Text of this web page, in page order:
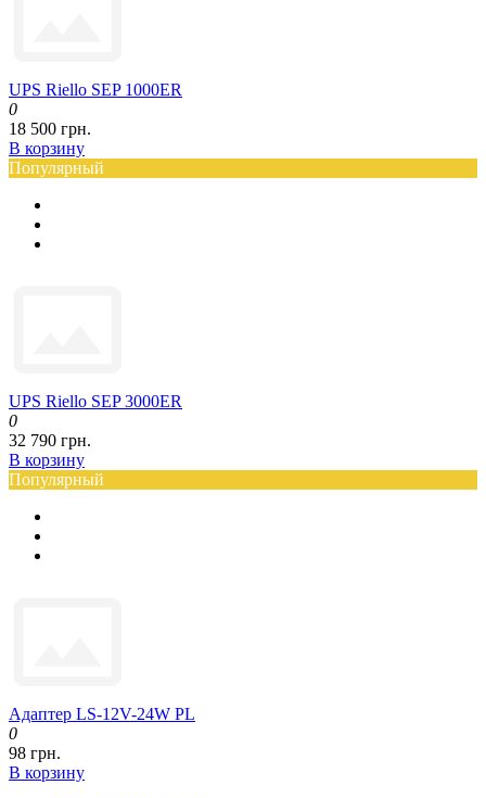
UPS Riello SEP 1000ER
0
18 500 грн.
В корзину
Популярный
UPS Riello SEP 3000ER
0
32 790 грн.
В корзину
Популярный
Адаптер LS-12V-24W PL
0
98 грн.
В корзину